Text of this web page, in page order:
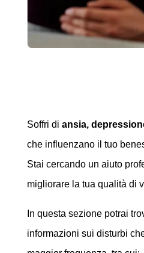
Soffri di ansia,
che influenzano il tuo
Stai cercando un aiuto
migliorare la tua qualità di
In questa sezione potrai
informazioni sui disturbi